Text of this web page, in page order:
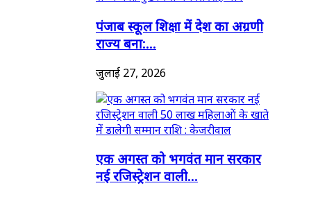
पंजाब स्कूल शिक्षा में देश का अग्रणी
राज्य बना:...
जुलाई 27, 2026
एक अगस्त को भगवंत मान सरकार
नई रजिस्ट्रेशन वाली...